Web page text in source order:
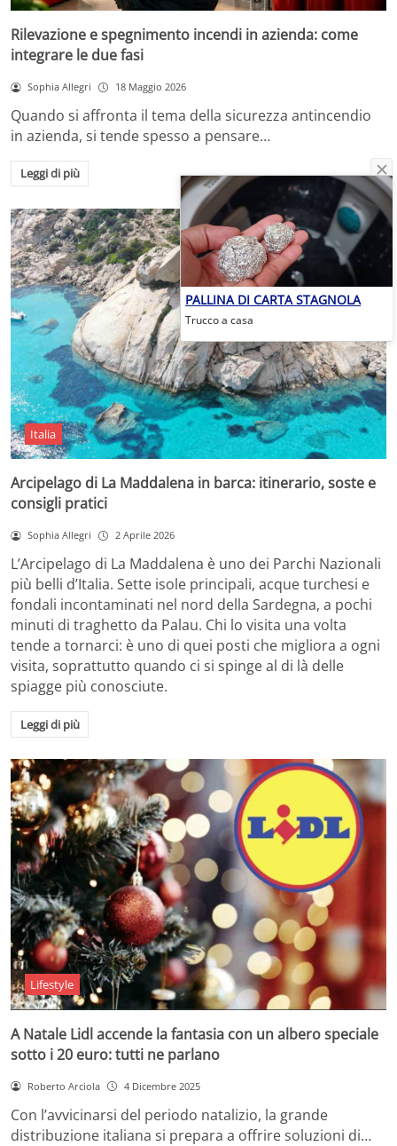
Rilevazione e spegnimento incendi in azienda: come
integrare le due fasi
Sophia Allegri 18 Maggio 2026
Quando si affronta il tema della sicurezza antincendio
in azienda, si tende spesso a pensare…
Leggi di più
Italia
Arcipelago di La Maddalena in barca: itinerario, soste e
consigli pratici
Sophia Allegri 2 Aprile 2026
L’Arcipelago di La Maddalena è uno dei Parchi Nazionali
più belli d’Italia. Sette isole principali, acque turchesi e
fondali incontaminati nel nord della Sardegna, a pochi
minuti di traghetto da Palau. Chi lo visita una volta
tende a tornarci: è uno di quei posti che migliora a ogni
visita, soprattutto quando ci si spinge al di là delle
spiagge più conosciute.
Leggi di più
Lifestyle
A Natale Lidl accende la fantasia con un albero speciale
sotto i 20 euro: tutti ne parlano
Roberto Arciola 4 Dicembre 2025
Con l’avvicinarsi del periodo natalizio, la grande
distribuzione italiana si prepara a offrire soluzioni di…
PALLINA DI CARTA STAGNOLA
Trucco a casa